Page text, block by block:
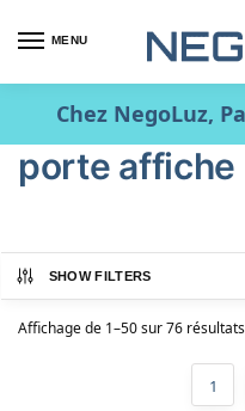
MENU
Chez NegoLuz,
porte affiche
SHOW FILTERS
Affichage de 1–50 sur 76 résultats
1